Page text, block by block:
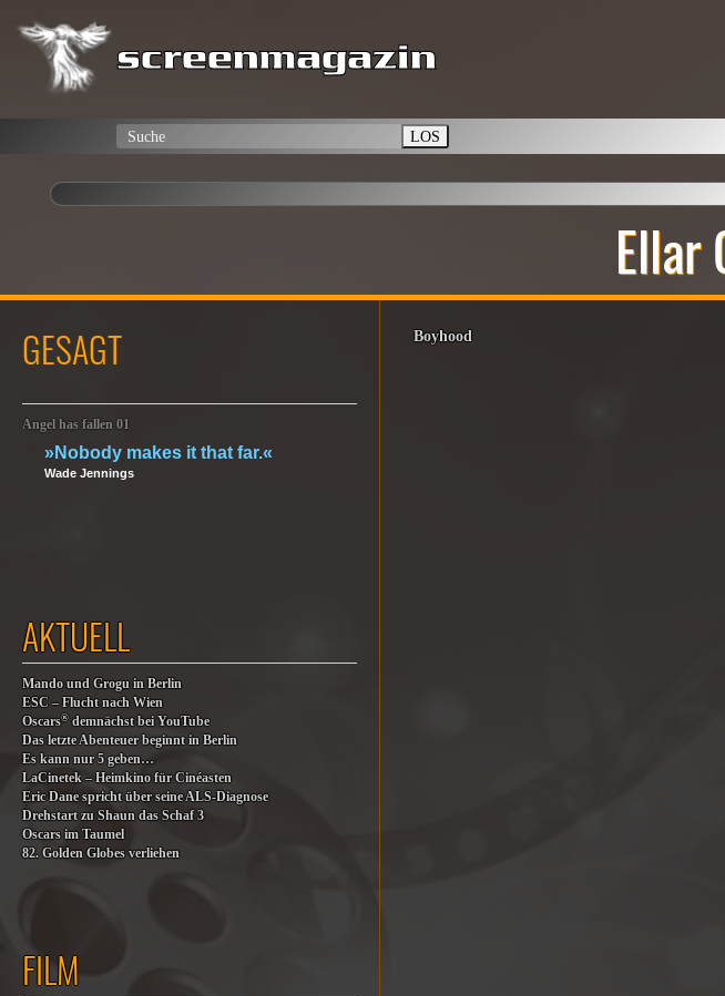
LOS
Ellar
Boyhood
GESAGT
Angel has fallen 01
»Nobody makes it that far.«
Wade Jennings
AKTUELL
Mando und Grogu in Berlin
ESC – Flucht nach Wien
Oscars® demnächst bei YouTube
Das letzte Abenteuer beginnt in Berlin
Es kann nur 5 geben…
LaCinetek – Heimkino für Cinéasten
Eric Dane spricht über seine ALS-Diagnose
Drehstart zu Shaun das Schaf 3
Oscars im Taumel
82. Golden Globes verliehen
FILM